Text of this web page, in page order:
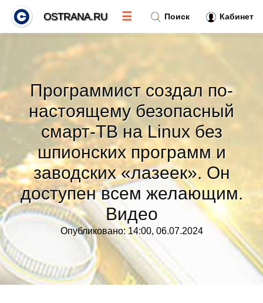
Программист создал по-
настоящему безопасный
смарт-ТВ на Linux без
шпионских программ и
заводских «лазеек». Он
доступен всем желающим.
Видео
Опубликовано: 14:00, 06.07.2024
Поиск Кабинет
OSTRANA.RU ☰
Новости»
Тренды новостей»
Рубрики»
Правила»
Контакт»